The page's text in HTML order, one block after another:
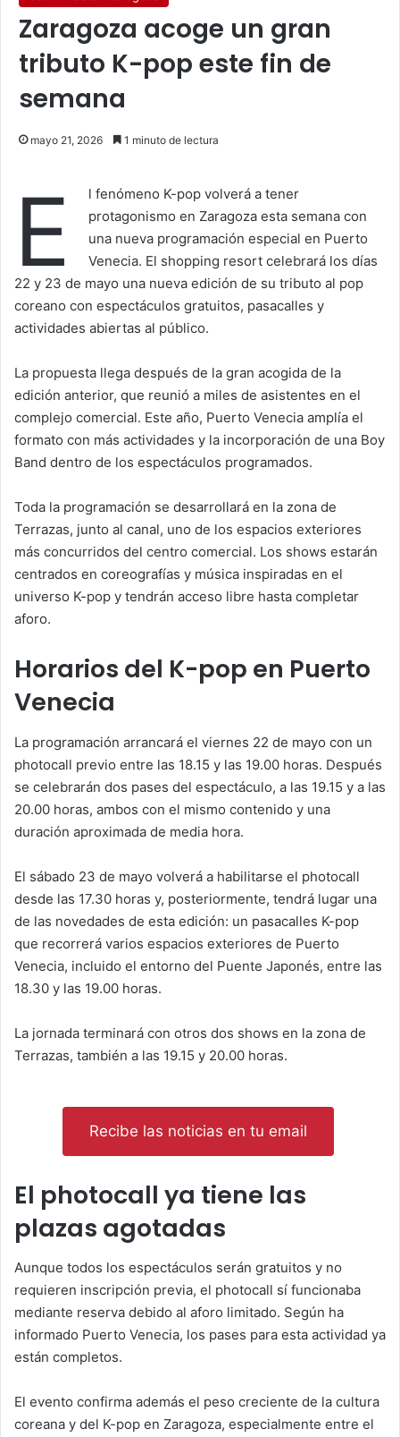
Zaragoza acoge un gran
tributo K-pop este fin de
semana
mayo 21, 2026 1 minuto de lectura
E
l fenómeno K-pop volverá a tener
protagonismo en Zaragoza esta semana con
una nueva programación especial en Puerto
Venecia. El shopping resort celebrará los días
22 y 23 de mayo una nueva edición de su tributo al pop
coreano con espectáculos gratuitos, pasacalles y
actividades abiertas al público.
La propuesta llega después de la gran acogida de la
edición anterior, que reunió a miles de asistentes en el
complejo comercial. Este año, Puerto Venecia amplía el
formato con más actividades y la incorporación de una Boy
Band dentro de los espectáculos programados.
Toda la programación se desarrollará en la zona de
Terrazas, junto al canal, uno de los espacios exteriores
más concurridos del centro comercial. Los shows estarán
centrados en coreografías y música inspiradas en el
universo K-pop y tendrán acceso libre hasta completar
aforo.
Horarios del K-pop en Puerto
Venecia
La programación arrancará el viernes 22 de mayo con un
photocall previo entre las 18.15 y las 19.00 horas. Después
se celebrarán dos pases del espectáculo, a las 19.15 y a las
20.00 horas, ambos con el mismo contenido y una
duración aproximada de media hora.
El sábado 23 de mayo volverá a habilitarse el photocall
desde las 17.30 horas y, posteriormente, tendrá lugar una
de las novedades de esta edición: un pasacalles K-pop
que recorrerá varios espacios exteriores de Puerto
Venecia, incluido el entorno del Puente Japonés, entre las
18.30 y las 19.00 horas.
La jornada terminará con otros dos shows en la zona de
Terrazas, también a las 19.15 y 20.00 horas.
Recibe las noticias en tu email
El photocall ya tiene las
plazas agotadas
Aunque todos los espectáculos serán gratuitos y no
requieren inscripción previa, el photocall sí funcionaba
mediante reserva debido al aforo limitado. Según ha
informado Puerto Venecia, los pases para esta actividad ya
están completos.
El evento confirma además el peso creciente de la cultura
coreana y del K-pop en Zaragoza, especialmente entre el